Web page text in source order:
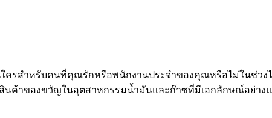
รสำหรับคนที่คุณรักหรือพนักงานประจำของคุณหรือไม่ในช่ว
นค้าของขวัญในอุตสาหกรรมน้ำมันและก๊าซที่มีเอกลักษณ์อย่าง